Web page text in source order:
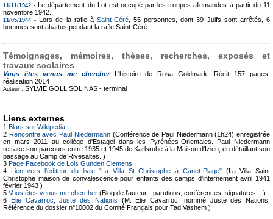
11/11/1942 - Le département du Lot est occupé par les troupes allemandes à partir du 11
novembre 1942.
11/05/1944 - Lors de la rafle à Saint-Céré, 55 personnes, dont 39 Juifs sont arrêtés, 6
hommes sont abattus pendant la rafle.Saint-Céré
Témoignages, mémoires, thèses, recherches, exposés et
travaux scolaires
Vous êtes venus me chercherL'histoire de Rosa Goldmark, Récit
157 pages,
réalisation 2014
Auteur : SYLVIE GOLL SOLINAS - terminal
Liens externes
1 Blars sur Wikipedia
2 Rencontre avec Paul Niedermann(Conférence de Paul Niedermann (1h24) enregistrée
en mars 2011 au collège d'Estagel dans les Pyrénées-Orientales. Paul Niedermann
retrace son parcours entre 1935 et 1945 de Karlsruhe à la Maison d'Izieu, en détaillant son
passage au Camp de Rivesaltes. )
3 Page Facebook de Lois Gunden Clemens
4 Lien vers l'éditeur du livre "La Villa St Christophe à Canet-Plage"(La Villa Saint
Christophe maison de convalescence pour enfants des camps d'internement avril 1941
février 1943 )
5 Vous êtes venus me chercher (Blog de l'auteur - parutions, conférences, signatures... )
6 Elie Cavarroc, Juste des Nations (M. Elie Cavarroc, nommé Juste des Nations.
Référence du dossier n°10002 du Comité Français pour Tad Vashem )